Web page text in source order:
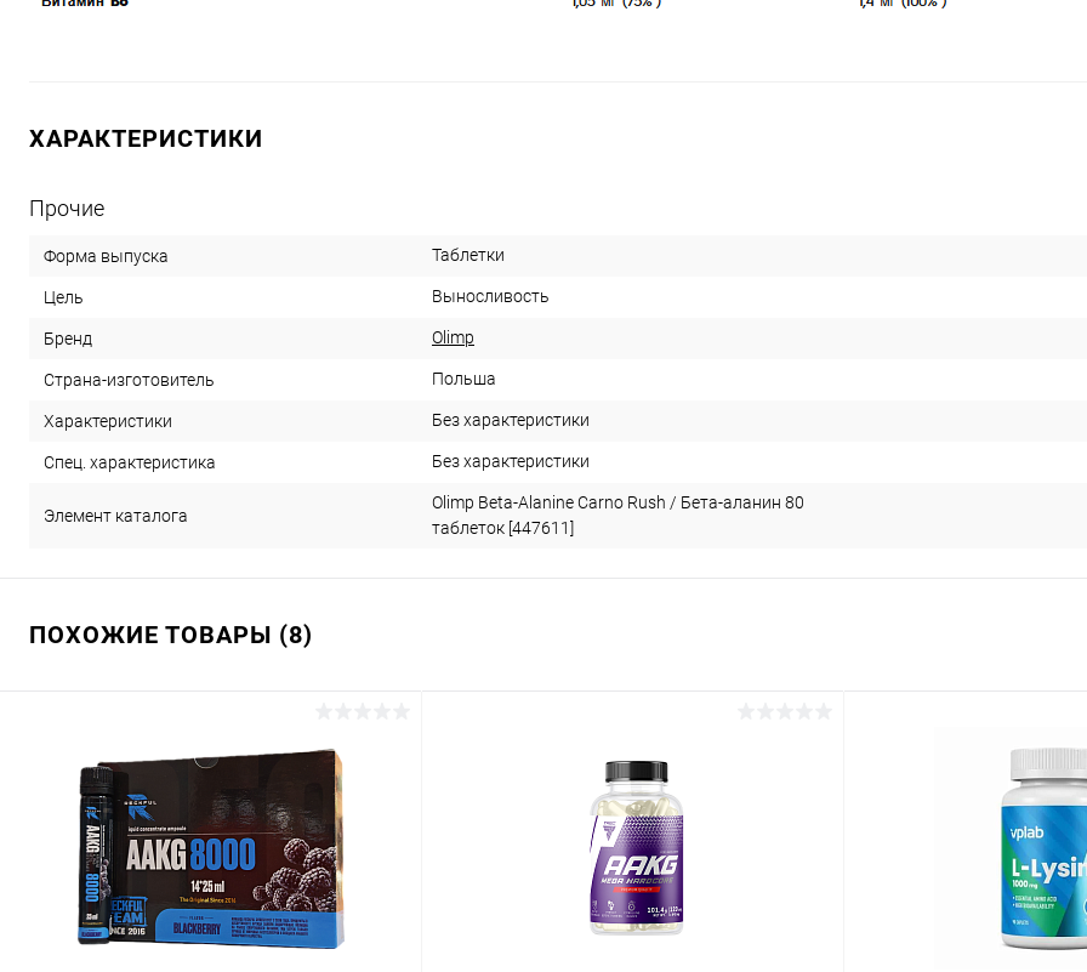
ХАРАКТЕРИСТИКИ
Прочие
Форма выпуска Таблетки
Цель Выносливость
Бренд Olimp
Страна-изготовитель Польша
Характеристики Без характеристики
Спец. характеристика Без характеристики
Элемент каталога
Olimp Beta-Alanine Carno Rush / Бета-аланин 80
таблеток [447611]
ПОХОЖИЕ ТОВАРЫ (8)